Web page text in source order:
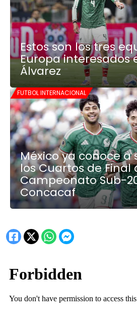
Estos son los tres
Europa interesados
Álvarez
FUTBOL INTERNACIONAL
México ya conoce a
los Cuartos de Final
Campeonato Sub-
Concacaf